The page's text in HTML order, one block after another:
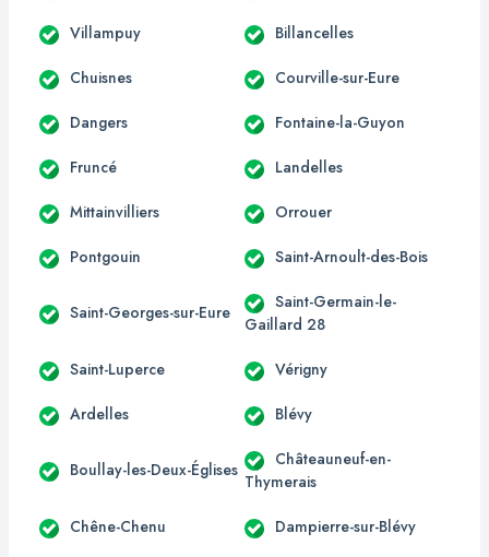
Villampuy Billancelles
Chuisnes Courville-sur-Eure
Dangers Fontaine-la-Guyon
Fruncé Landelles
Mittainvilliers Orrouer
Pontgouin Saint-Arnoult-des-Bois
Saint-Georges-sur-Eure
Saint-Germain-le-
Gaillard 28
Saint-Luperce Vérigny
Ardelles Blévy
Boullay-les-Deux-Églises
Châteauneuf-en-
Thymerais
Chêne-Chenu Dampierre-sur-Blévy